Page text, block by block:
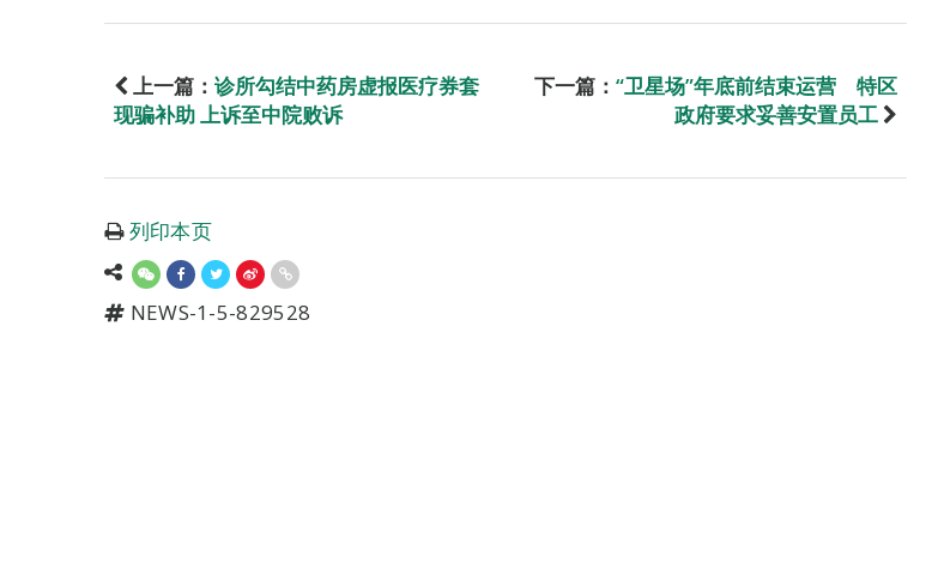
上一篇： 诊所勾结中药房虚报医疗券套
现骗补助 上诉至中院败诉
下一篇： “卫星场”年底前结束运营 特区
政府要求妥善安置员工
列印本页
NEWS-1-5-829528